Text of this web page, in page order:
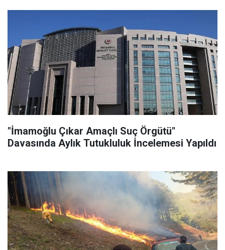
"İmamoğlu Çıkar Amaçlı Suç Örgütü"
Davasında Aylık Tutukluluk İncelemesi Yapıldı